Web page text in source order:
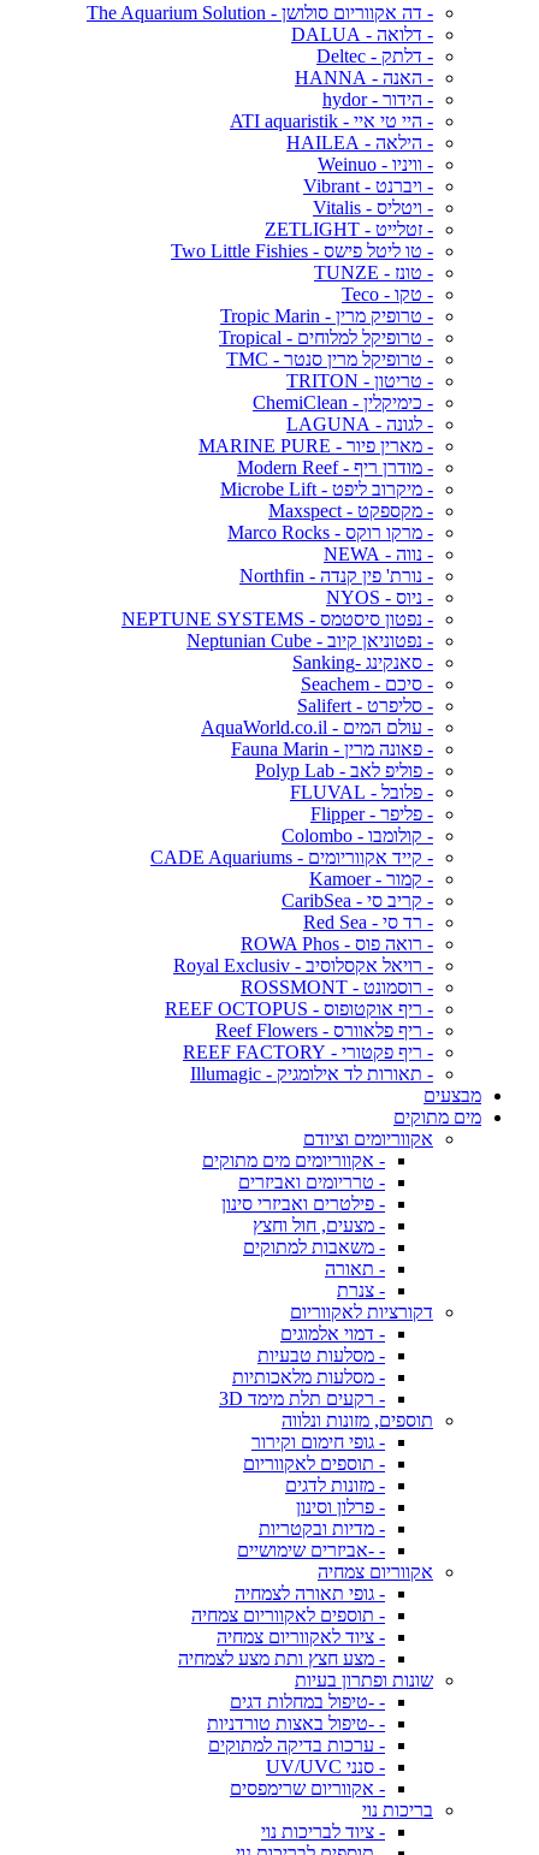
- דה אקווריום סולושן - The Aquarium Solution
- דלואה - DALUA
- דלתק - Deltec
- האנה - HANNA
- הידור - hydor
- היי טי איי - ATI aquaristik
- הילאה - HAILEA
- וויניו - Weinuo
- ויברנט - Vibrant
- ויטליס - Vitalis
- זטלייט - ZETLIGHT
- טו ליטל פישס - Two Little Fishies
- טונז - TUNZE
- טקו - Teco
- טרופיק מרין - Tropic Marin
- טרופיקל למלוחים - Tropical
- טרופיקל מרין סנטר - TMC
- טריטון - TRITON
- כימיקלין - ChemiClean
- לגונה - LAGUNA
- מארין פיור - MARINE PURE
- מודרן ריף - Modern Reef
- מיקרוב ליפט - Microbe Lift
- מקספקט - Maxspect
- מרקו רוקס - Marco Rocks
- נווה - NEWA
- נורת' פין קנדה - Northfin
- ניוס - NYOS
- נפטון סיסטמס - NEPTUNE SYSTEMS
- נפטוניאן קיוב - Neptunian Cube
- סאנקינג -Sanking
- סיכם - Seachem
- סליפרט - Salifert
- עולם המים - AquaWorld.co.il
- פאונה מרין - Fauna Marin
- פוליפ לאב - Polyp Lab
- פלובל - FLUVAL
- פליפר - Flipper
- קולומבו - Colombo
- קייד אקווריומים - CADE Aquariums
- קמור - Kamoer
- קריב סי - CaribSea
- רד סי - Red Sea
- רואה פוס - ROWA Phos
- רויאל אקסלוסיב - Royal Exclusiv
- רוסמונט - ROSSMONT
- ריף אוקטופוס - REEF OCTOPUS
- ריף פלאוורס - Reef Flowers
- ריף פקטורי - REEF FACTORY
- תאורות לד אילומגיק - Illumagic
מבצעים
מים מתוקים
אקווריומים וציודם
- אקווריומים מים מתוקים
- טרריומים ואביזרים
- פילטרים ואביזרי סינון
- מצעים, חול וחצץ
- משאבות למתוקים
- תאורה
- צנרת
דקורציות לאקווריום
- דמוי אלמוגים
- מסלעות טבעיות
- מסלעות מלאכותיות
- רקעים תלת מימד 3D
תוספים, מזונות ונלווה
- גופי חימום וקירור
- תוספים לאקווריום
- מזונות לדגים
- פרלון וסינון
- מדיות ובקטריות
- -אביזרים שימושיים
אקווריום צמחיה
- גופי תאורה לצמחיה
- תוספים לאקווריום צמחיה
- ציוד לאקווריום צמחיה
- מצע חצץ ותת מצע לצמחיה
שונות ופתרון בעיות
- -טיפול במחלות דגים
- -טיפול באצות טורדניות
- ערכות בדיקה למתוקים
- סנני UV/UVC
- אקווריום שרימפסים
בריכות נוי
- ציוד לבריכות נוי